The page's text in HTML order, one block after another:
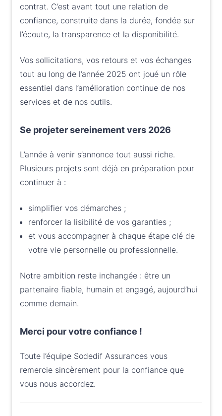
contrat. C’est avant tout une relation de
confiance, construite dans la durée, fondée sur
l’écoute, la transparence et la disponibilité.
Vos sollicitations, vos retours et vos échanges
tout au long de l’année 2025 ont joué un rôle
essentiel dans l’amélioration continue de nos
services et de nos outils.
Se projeter sereinement vers 2026
L’année à venir s’annonce tout aussi riche.
Plusieurs projets sont déjà en préparation pour
continuer à :
simplifier vos démarches ;
renforcer la lisibilité de vos garanties ;
et vous accompagner à chaque étape clé de
votre vie personnelle ou professionnelle.
Notre ambition reste inchangée : être un
partenaire fiable, humain et engagé, aujourd’hui
comme demain.
Merci pour votre confiance !
Toute l’équipe Sodedif Assurances vous
remercie sincèrement pour la confiance que
vous nous accordez.